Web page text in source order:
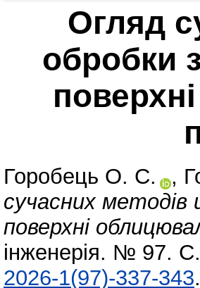
Огляд
обробки
Горобець О. С. ,
сучасних методів
поверхні
інженерія. № 97.
2026-1(97)-337-343.